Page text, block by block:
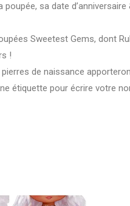
sa date
Sweetest Gems, dont
!
de naissance
étiquette pour écrire votre